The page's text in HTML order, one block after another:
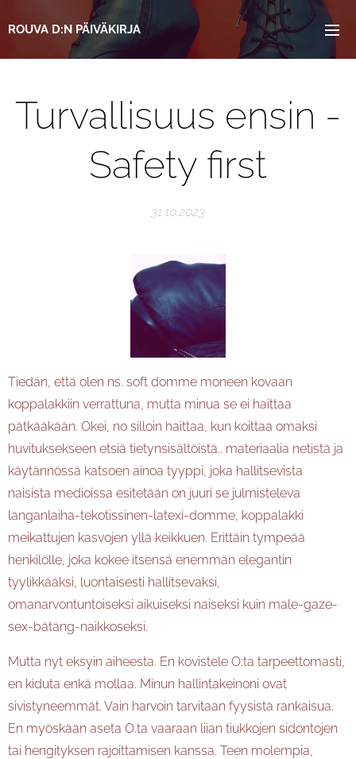
ROUVA D:N PÄIVÄKIRJA
Turvallisuus ensin -
Safety first
31.10.2023
Tiedän, että olen ns. soft domme moneen kovaan
koppalakkiin verrattuna, mutta minua se ei haittaa
pätkääkään. Okei, no silloin haittaa, kun koittaa omaksi
huvituksekseen etsiä tietynsisältöistä.. materiaalia netistä ja
käytännössä katsoen ainoa tyyppi, joka hallitsevista
naisista medioissa esitetään on juuri se julmisteleva
langanlaiha-tekotissinen-latexi-domme, koppalakki
meikattujen kasvojen yllä keikkuen. Erittäin tympeää
henkilölle, joka kokee itsensä enemmän elegantin
tyylikkääksi, luontaisesti hallitsevaksi,
omanarvontuntoiseksi aikuiseksi naiseksi kuin male-gaze-
sex-bätäng-naikkoseksi.
Mutta nyt eksyin aiheesta. En kovistele O:ta tarpeettomasti,
en kiduta enkä mollaa. Minun hallintakeinoni ovat
sivistyneemmät. Vain harvoin tarvitaan fyysistä rankaisua.
En myöskään aseta O.ta vaaraan liian tiukkojen sidontojen
tai hengityksen rajoittamisen kanssa. Teen molempia,